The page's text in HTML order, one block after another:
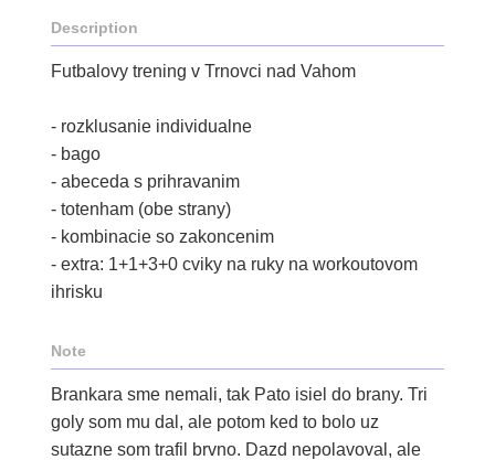
Description
Futbalovy trening v Trnovci nad Vahom
- rozklusanie individualne
- bago
- abeceda s prihravanim
- totenham (obe strany)
- kombinacie so zakoncenim
- extra: 1+1+3+0 cviky na ruky na workoutovom
ihrisku
Note
Brankara sme nemali, tak Pato isiel do brany. Tri
goly som mu dal, ale potom ked to bolo uz
sutazne som trafil brvno. Dazd nepolavoval, ale